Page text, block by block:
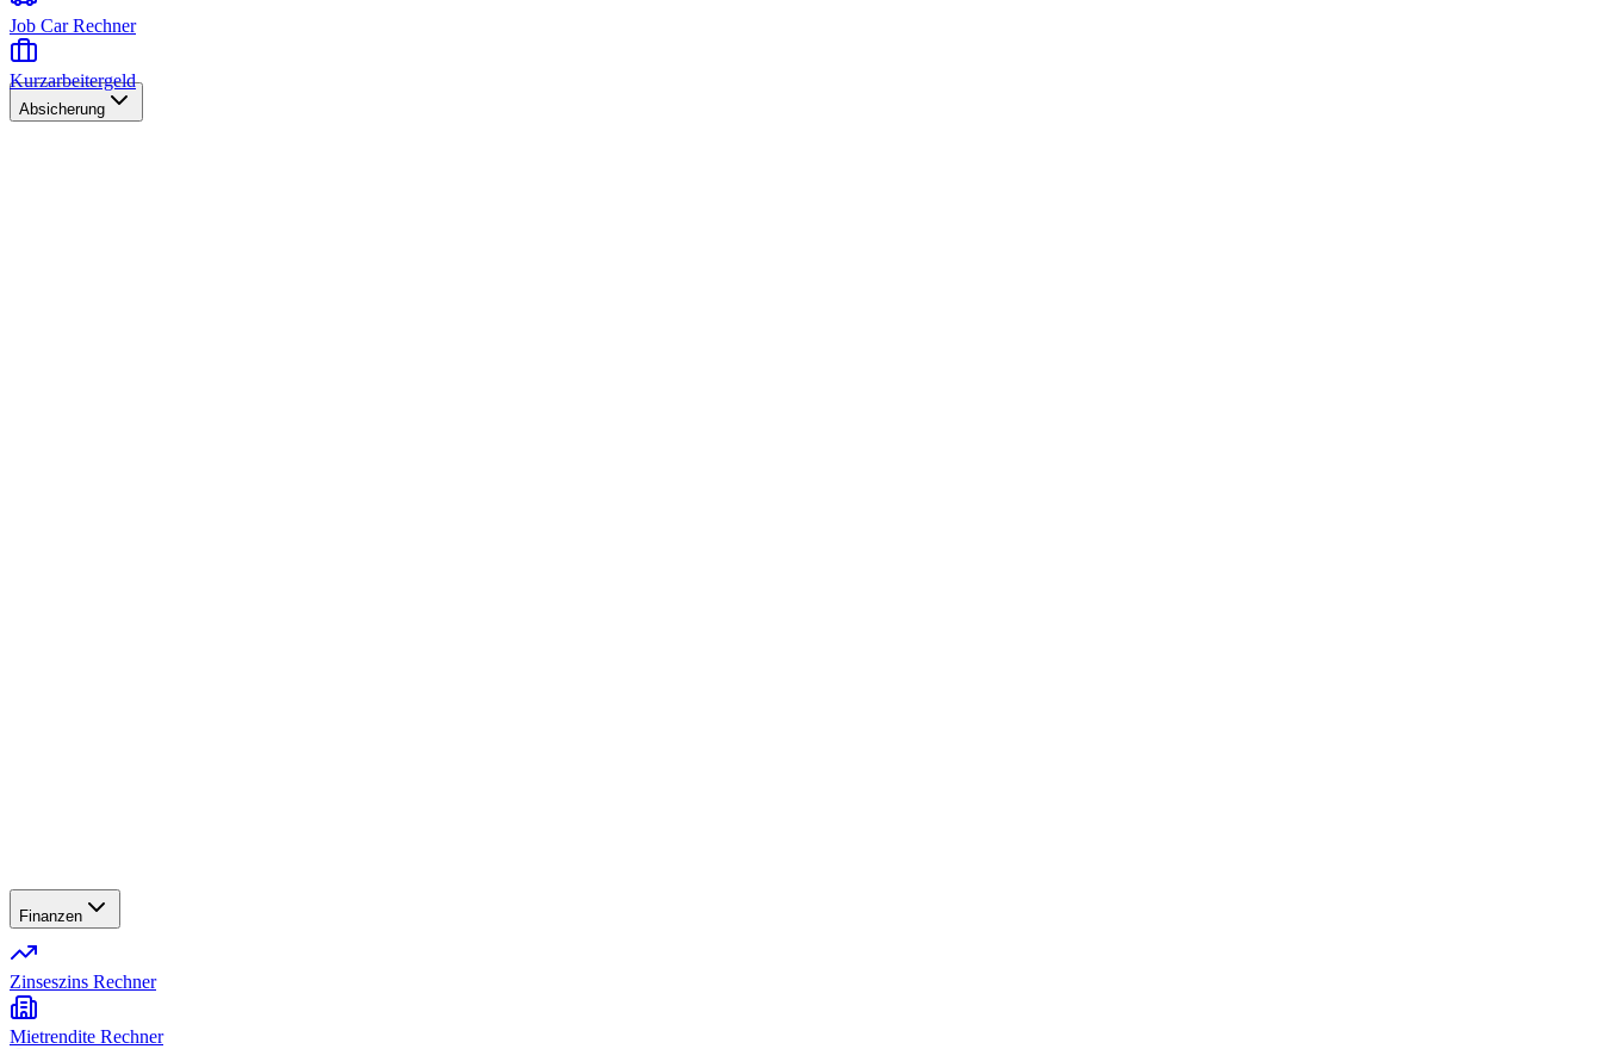
Job Car Rechner
Kurzarbeitergeld
Absicherung
Finanzen
Zinseszins Rechner
Mietrendite Rechner